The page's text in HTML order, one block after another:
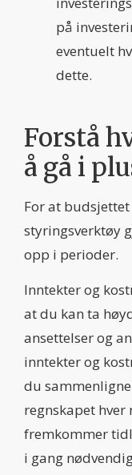
på
eventuelt
dette.
Forstå
å gå i
For at
styringsverktøy
opp i perioder.
Inntekter og
at du kan ta
ansettelser og
inntekter og
du
regnskapet hver
fremkommer
i gang